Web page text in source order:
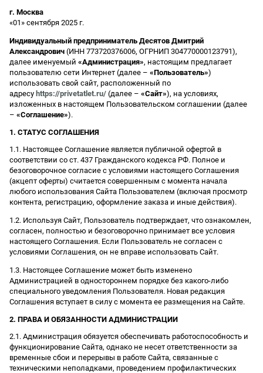
г. Москва
«01» сентября 2025 г.
Индивидуальный предприниматель Десятов Дмитрий
Александрович (ИНН 773720376006, ОГРНИП 304770000123791),
далее именуемый «Администрация», настоящим предлагает
пользователю сети Интернет (далее – «Пользователь»)
использовать свой сайт, расположенный по
адресу https://privetatlet.ru/ (далее – «Сайт»), на условиях,
изложенных в настоящем Пользовательском соглашении (далее
– «Соглашение»).
1. СТАТУС СОГЛАШЕНИЯ
1.1. Настоящее Соглашение является публичной офертой в
соответствии со ст. 437 Гражданского кодекса РФ. Полное и
безоговорочное согласие с условиями настоящего Соглашения
(акцепт оферты) считается совершенным с момента начала
любого использования Сайта Пользователем (включая просмотр
контента, регистрацию, оформление заказа и иные действия).
1.2. Используя Сайт, Пользователь подтверждает, что ознакомлен,
согласен, полностью и безоговорочно принимает все условия
настоящего Соглашения. Если Пользователь не согласен с
условиями Соглашения, он не вправе использовать Сайт.
1.3. Настоящее Соглашение может быть изменено
Администрацией в одностороннем порядке без какого-либо
специального уведомления Пользователя. Новая редакция
Соглашения вступает в силу с момента ее размещения на Сайте.
2. ПРАВА И ОБЯЗАННОСТИ АДМИНИСТРАЦИИ
2.1. Администрация обязуется обеспечивать работоспособность и
функционирование Сайта, однако не несет ответственности за
временные сбои и перерывы в работе Сайта, связанные с
техническими неполадками, проведением профилактических